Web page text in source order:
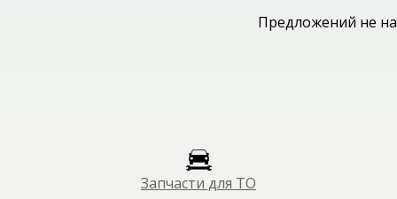
Предложений не
Запчасти для ТО